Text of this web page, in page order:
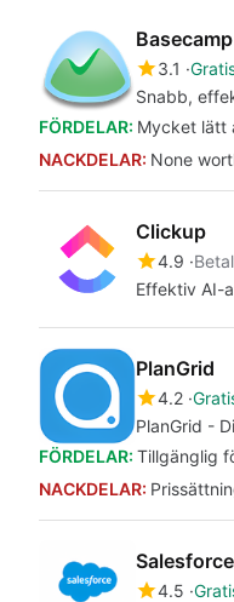
Basecamp
3.1
Snabb,
FÖRDELAR: Mycket lätt
NACKDELAR: None
Clickup
4.9
Effektiv AI-
PlanGrid
4.2
PlanGrid -
FÖRDELAR: Tillgänglig
NACKDELAR:
Salesforce
4.5